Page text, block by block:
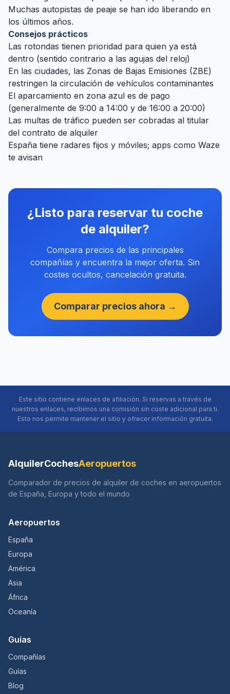
Muchas autopistas de peaje se han ido liberando en
los últimos años.
Consejos prácticos
Las rotondas tienen prioridad para quien ya está
dentro (sentido contrario a las agujas del reloj)
En las ciudades, las Zonas de Bajas Emisiones (ZBE)
restringen la circulación de vehículos contaminantes
El aparcamiento en zona azul es de pago
(generalmente de 9:00 a 14:00 y de 16:00 a 20:00)
Las multas de tráfico pueden ser cobradas al titular
del contrato de alquiler
España tiene radares fijos y móviles; apps como Waze
te avisan
¿Listo para reservar tu coche
de alquiler?
Compara precios de las principales
compañías y encuentra la mejor oferta. Sin
costes ocultos, cancelación gratuita.
Comparar precios ahora →
Este sitio contiene enlaces de afiliación. Si reservas a través de
nuestros enlaces, recibimos una comisión sin coste adicional para ti.
Esto nos permite mantener el sitio y ofrecer información gratuita.
AlquilerCochesAeropuertos
Comparador de precios de alquiler de coches en aeropuertos
de España, Europa y todo el mundo
Aeropuertos
España
Europa
América
Asia
África
Oceanía
Guías
Compañías
Guías
Blog